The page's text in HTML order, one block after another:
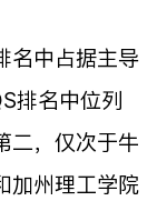
名中占据主导
排名中位列
二，仅次于牛
加州理工学院